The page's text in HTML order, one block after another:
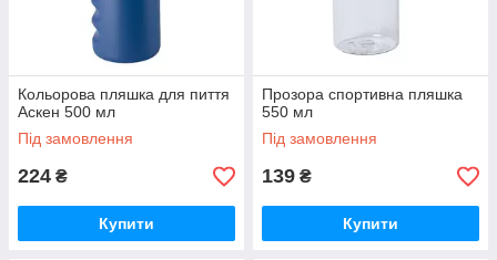
Кольорова пляшка для пиття
Аскен 500 мл
Під замовлення
224 ₴
Купити
Прозора спортивна пляшка
550 мл
Під замовлення
139 ₴
Купити